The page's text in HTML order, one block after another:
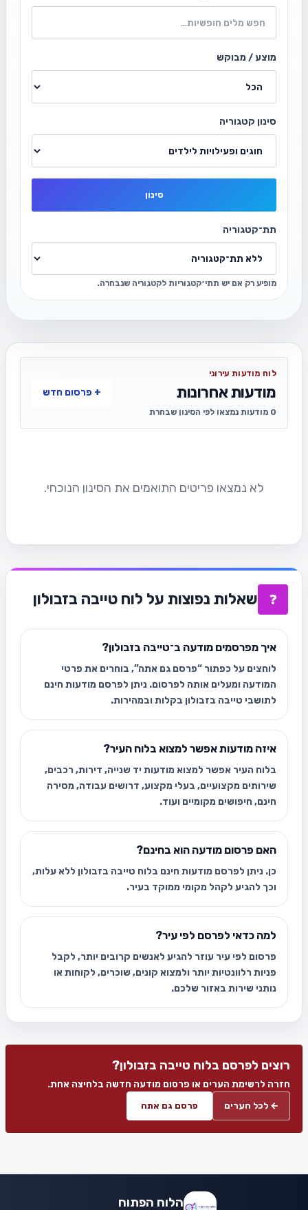
מוצע / מבוקש
סינון קטגוריה
סינון
תת־קטגוריה
מופיע רק אם יש תתי־קטגוריות לקטגוריה שנבחרה.
לוח מודעות עירוני
מודעות אחרונות
0 מודעות נמצאו לפי הסינון שבחרת
+ פרסום חדש
לא נמצאו פריטים התואמים את הסינון הנוכחי.
❓ שאלות נפוצות על לוח טייבה בזבולון
איך מפרסמים מודעה ב־טייבה בזבולון?
לוחצים על כפתור “פרסם גם אתה”, בוחרים את פרטי
המודעה ומעלים אותה לפרסום. ניתן לפרסם מודעות חינם
לתושבי טייבה בזבולון בקלות ובמהירות.
איזה מודעות אפשר למצוא בלוח העיר?
בלוח העיר אפשר למצוא מודעות יד שנייה, דירות, רכבים,
שירותים מקצועיים, בעלי מקצוע, דרושים עבודה, מסירה
חינם, חיפושים מקומיים ועוד.
האם פרסום מודעה הוא בחינם?
כן. ניתן לפרסם מודעות חינם בלוח טייבה בזבולון ללא עלות,
וכך להגיע לקהל מקומי ממוקד בעיר.
למה כדאי לפרסם לפי עיר?
פרסום לפי עיר עוזר להגיע לאנשים קרובים יותר, לקבל
פניות רלוונטיות יותר ולמצוא קונים, שוכרים, לקוחות או
נותני שירות באזור שלכם.
רוצים לפרסם בלוח טייבה בזבולון?
חזרה לרשימת הערים או פרסום מודעה חדשה בלחיצה אחת.
← לכל הערים פרסם גם אתה
הלוח הפתוח